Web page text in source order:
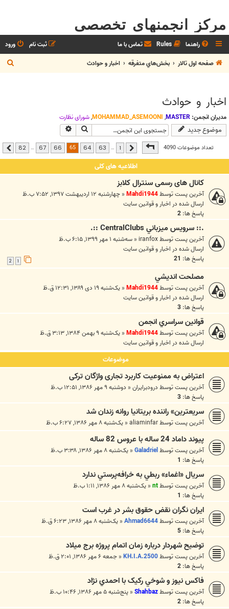
مرکز انجمنهای تخصصی
راهنما Rules تماس با ما ورود
ثبت نام
صفحه اول تالار
بخش‌‌هاي متفرقه اخبار و حوادث
ج
س
اخبار و حوادث
مدیران انجمن: MASTER
,
MOHAMMAD_ASEMOONI
,شوراي نظارت
موضوع جدید جستجو
تعداد موضوعات 4090صفحه65 از82 قبلی …
63
64
65
66
67
…
82 بعدی
اطلاعیه های کلی
کانال های رسمی سنترال کلابز
آخرین پست توسطMahdi1944
« چهارشنبه ۱۲ اردیبهشت ۱۳۹۷, ۷:۵۲ ب.ظ
ارسال شده در اخبار و قوانين سايت
پاسخ ها: 2
.:: سرويس ميزباني CentralClubs ::.
آخرین پست توسطiranfox
« سه‌شنبه ۱ مهر ۱۳۹۹, ۶:۱۵ ب.ظ
ارسال شده در اخبار و قوانين سايت
پاسخ ها: 21
مصلحت انديشي
آخرین پست توسطMahdi1944
« یک‌شنبه ۱۹ دی ۱۳۸۹, ۱۲:۳۱ ق.ظ
ارسال شده در اخبار و قوانين سايت
پاسخ ها: 3
قوانين سراسري انجمن
آخرین پست توسطMahdi1944
« یک‌شنبه ۹ بهمن ۱۳۸۴, ۳:۱۳ ق.ظ
ارسال شده در اخبار و قوانين سايت
موضوعات
اعتراض به ممنوعیت کاربرد تجاری واژگان ترکی
آخرین پست توسطدرودبرايران« دوشنبه ۹ مهر ۱۳۸۶, ۱۲:۵۱ ب.ظ
پاسخ ها: 3
سریعترین» راننده بریتانیا روانه زندان شد
آخرین پست توسطaliaminfar
« یک‌شنبه ۸ مهر ۱۳۸۶, ۶:۲۷ ب.ظ
پیوند داماد 24 ساله با عروس 82 ساله
آخرین پست توسطGaladriel
« یک‌شنبه ۸ مهر ۱۳۸۶, ۳:۳۸ ب.ظ
پاسخ ها: 1
سريال «اغماء» ربطي به خرافه‌پرستي ندارد
آخرین پست توسطnt
« یک‌شنبه ۸ مهر ۱۳۸۶, ۱:۱۱ ب.ظ
پاسخ ها: 1
ايران نگران نقض حقوق بشر در غرب است
آخرین پست توسطAhmad6644
« یک‌شنبه ۸ مهر ۱۳۸۶, ۶:۲۳ ق.ظ
پاسخ ها: 5
توضيح شهردار درباره زمان اتمام پروژه برج ميلاد
آخرین پست توسطKH.I.A.2500
« جمعه ۶ مهر ۱۳۸۶, ۲:۰۱ ق.ظ
پاسخ ها: 2
فاکس نيوز و شوخي رکيک با احمدي نژاد
آخرین پست توسطShahbaz
« پنج‌شنبه ۵ مهر ۱۳۸۶, ۱۰:۴۶ ب.ظ
پاسخ ها: 2